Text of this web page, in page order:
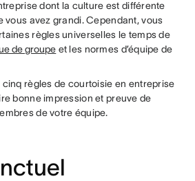
dont la culture est différente
vous avez grandi. Cependant, vous
règles universelles le temps de
de groupe et les normes d’équipe de
règles de courtoisie en entreprise
bonne impression et preuve de
de votre équipe.